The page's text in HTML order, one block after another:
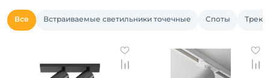
Все Встраиваемые светильники точечные Споты